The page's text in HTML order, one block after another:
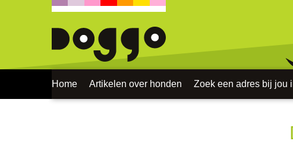
Home Artikelen over honden Zoek een adres bij jou